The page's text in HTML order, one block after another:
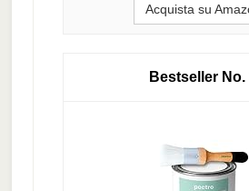
Acquista su